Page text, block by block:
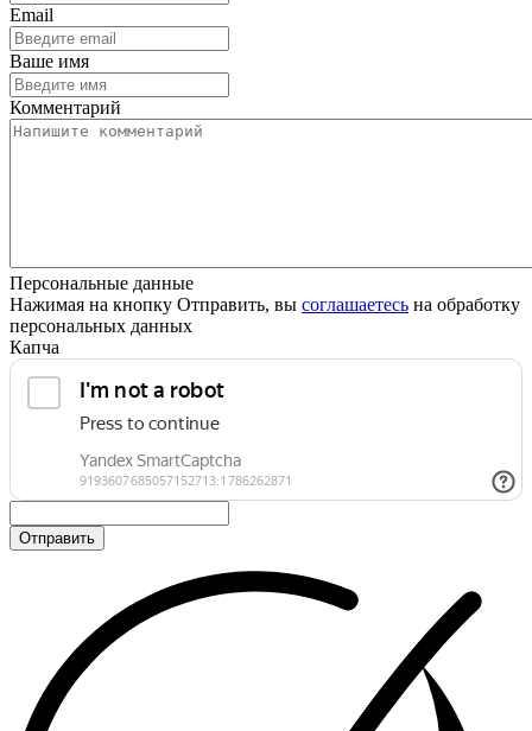
Email
Ваше имя
Комментарий
Персональные данные
Нажимая на кнопку Отправить, вы соглашаетесь на обработку
персональных данных
Капча
Отправить